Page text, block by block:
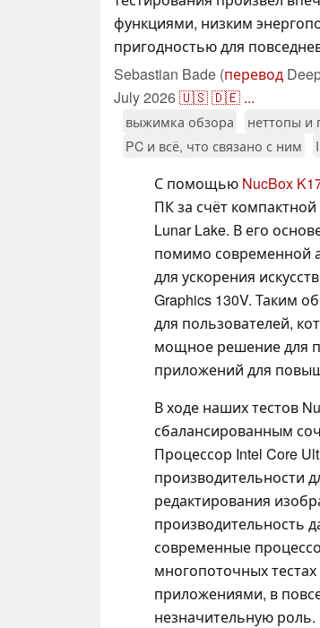
функциями, низким
пригодностью для
Sebastian Bade (перевод
July 2026🇺🇸🇩🇪 ...
выжимка обзора
неттопы и
PC и всё, что связано с ним
С помощью NucBox
ПК за счёт
Lunar Lake. В его
помимо современной
для ускорения
Graphics 130V. Таким
для пользователей,
мощное решение для
приложений для
В ходе наших тестов
сбалансированным
Процессор Intel Core
производительности
редактирования
производительность
современные
многопоточных
приложениями, в
незначительную роль.